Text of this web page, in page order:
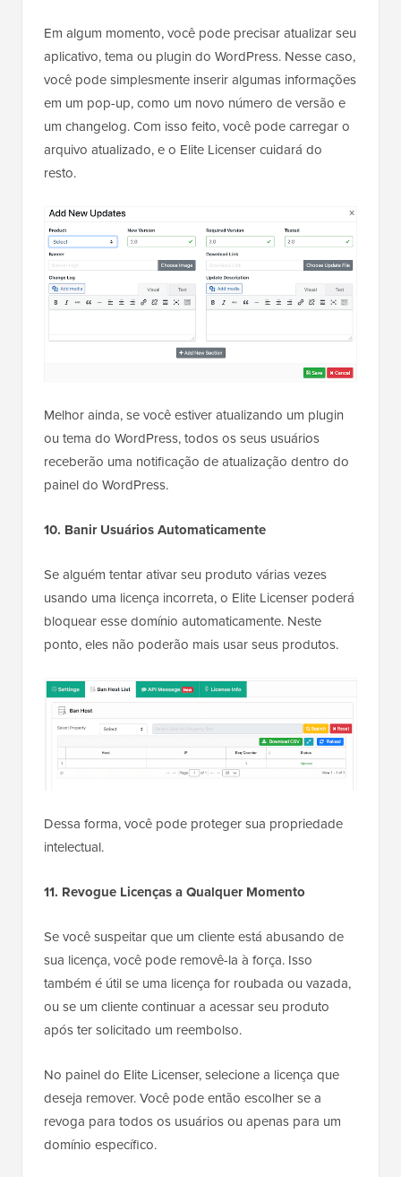
Em algum momento, você pode precisar atualizar seu
aplicativo, tema ou plugin do WordPress. Nesse caso,
você pode simplesmente inserir algumas informações
em um pop-up, como um novo número de versão e
um changelog. Com isso feito, você pode carregar o
arquivo atualizado, e o Elite Licenser cuidará do
resto.
Melhor ainda, se você estiver atualizando um plugin
ou tema do WordPress, todos os seus usuários
receberão uma notificação de atualização dentro do
painel do WordPress.
10. Banir Usuários Automaticamente
Se alguém tentar ativar seu produto várias vezes
usando uma licença incorreta, o Elite Licenser poderá
bloquear esse domínio automaticamente. Neste
ponto, eles não poderão mais usar seus produtos.
Dessa forma, você pode proteger sua propriedade
intelectual.
11. Revogue Licenças a Qualquer Momento
Se você suspeitar que um cliente está abusando de
sua licença, você pode removê-la à força. Isso
também é útil se uma licença for roubada ou vazada,
ou se um cliente continuar a acessar seu produto
após ter solicitado um reembolso.
No painel do Elite Licenser, selecione a licença que
deseja remover. Você pode então escolher se a
revoga para todos os usuários ou apenas para um
domínio específico.